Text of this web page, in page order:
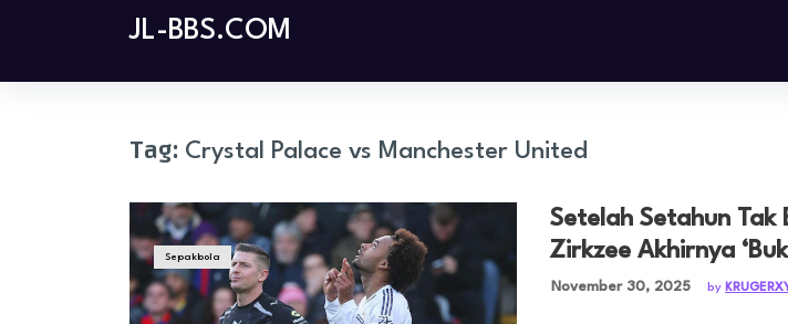
JL-BBS.COM
Tag: Crystal Palace vs Manchester United
Sepakbola
Setelah Setahun Tak
Zirkzee Akhirnya
Posted on
November 30, 2025 by